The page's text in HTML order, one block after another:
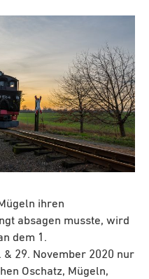
ihren
absagen musste, wird
dem 1.
29. November 2020 nur
Oschatz, Mügeln,